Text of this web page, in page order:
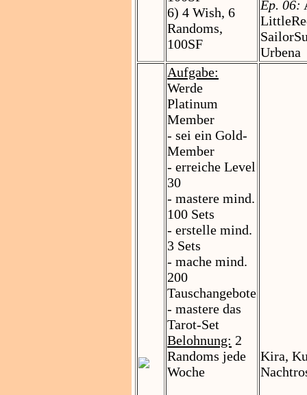
6) 4 Wish, 6
Randoms,
100SF
Ep. 06:
Urbena
Aufgabe:
Werde
Platinum
Member
- sei ein Gold-
Member
- erreiche Level
30
- mastere mind.
100 Sets
- erstelle mind.
3 Sets
- mache mind.
200
Tauschangebote
- mastere das
Tarot-Set
Belohnung: 2
Randoms jede
Woche
Kira,